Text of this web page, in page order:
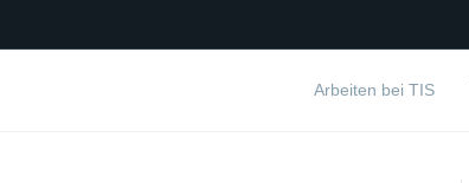
Arbeiten bei TIS